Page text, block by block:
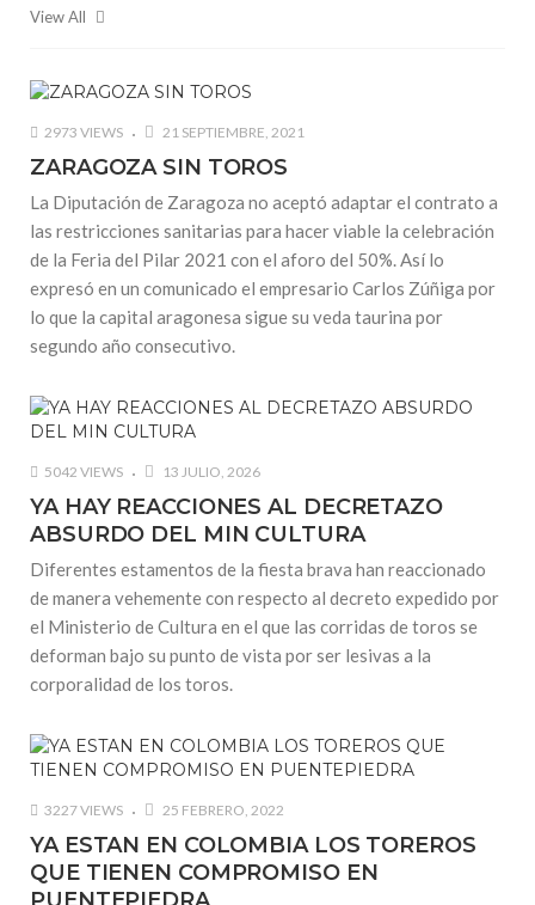
View All
2973 VIEWS 21 SEPTIEMBRE, 2021
ZARAGOZA SIN TOROS
La Diputación de Zaragoza no aceptó adaptar el contrato a
las restricciones sanitarias para hacer viable la celebración
de la Feria del Pilar 2021 con el aforo del 50%. Así lo
expresó en un comunicado el empresario Carlos Zúñiga por
lo que la capital aragonesa sigue su veda taurina por
segundo año consecutivo.
5042 VIEWS 13 JULIO, 2026
YA HAY REACCIONES AL DECRETAZO
ABSURDO DEL MIN CULTURA
Diferentes estamentos de la fiesta brava han reaccionado
de manera vehemente con respecto al decreto expedido por
el Ministerio de Cultura en el que las corridas de toros se
deforman bajo su punto de vista por ser lesivas a la
corporalidad de los toros.
3227 VIEWS 25 FEBRERO, 2022
YA ESTAN EN COLOMBIA LOS TOREROS
QUE TIENEN COMPROMISO EN